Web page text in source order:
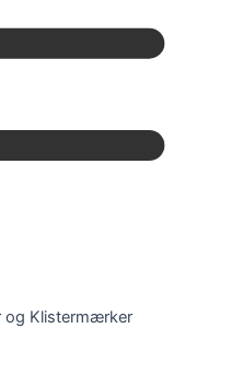
og Klistermærker